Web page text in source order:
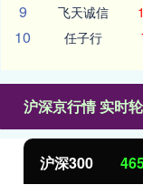
9 飞天诚信
10 任子行
沪深京行情 实时
沪深300